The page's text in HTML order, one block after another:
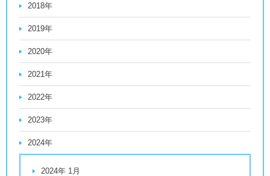
2018年
2019年
2020年
2021年
2022年
2023年
2024年
2024年 1月